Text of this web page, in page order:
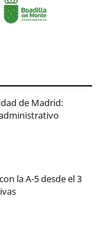
de Madrid:
la A-5 desde el 3